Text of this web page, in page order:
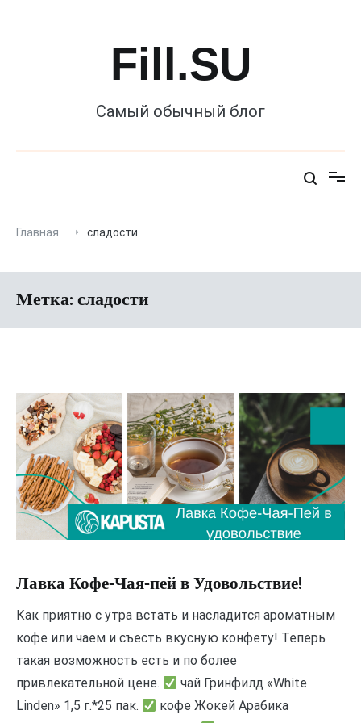
Fill.SU
Самый обычный блог
Главная сладости
Метка:сладости
Лавка Кофе-Чая-пей в Удовольствие!
Как приятно с утра встать и насладится ароматным
кофе или чаем и съесть вкусную конфету! Теперь
такая возможность есть и по более
привлекательной цене.
чай Гринфилд «White
Linden» 1,5 г.*25 пак.
кофе Жокей Арабика